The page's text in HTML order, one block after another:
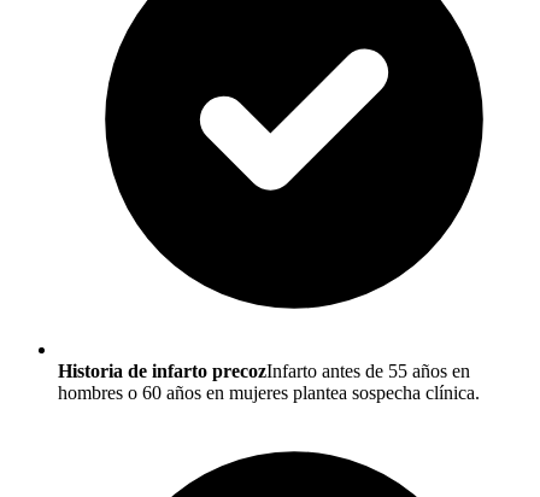
Historia de infarto precozInfarto antes de 55 años en
hombres o 60 años en mujeres plantea sospecha clínica.